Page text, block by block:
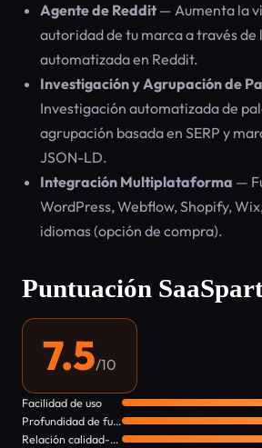
Agente de Reddit— Aumenta la
autoridad de tu marca a través
automatizada en Reddit.
Investigación y Agrupación de
Investigación automatizada de
agrupación basada en SERP y
JSON-LD.
Integración Multiplataforma —
WordPress, Webflow, Shopify,
idiomas (opción de compra).
Puntuación
7.5/10
Facilidad de uso
Profundidad de funciones
Relación calidad-precio